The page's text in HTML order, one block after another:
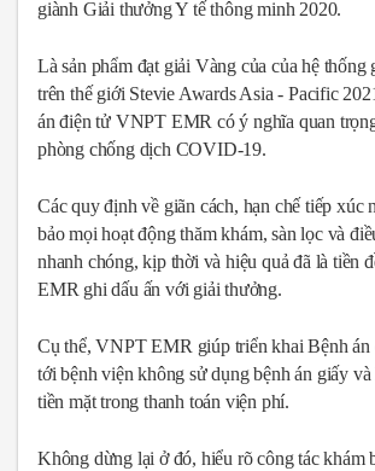
giành Giải thưởng Y tế thông minh 2020.
Là sản phẩm đạt giải Vàng của của hệ
trên thế giới Stevie Awards Asia - Pacific
án điện tử VNPT EMR có ý nghĩa quan
phòng chống dịch COVID-19.
Các quy định về giãn cách, hạn chế tiếp xúc
bảo mọi hoạt động thăm khám, sàn lọc và
nhanh chóng, kịp thời và hiệu quả đã là tiền
EMR ghi dấu ấn với giải thưởng.
Cụ thể, VNPT EMR giúp triển khai Bệnh án
tới bệnh viện không sử dụng bệnh án giấy
tiền mặt trong thanh toán viện phí.
Không dừng lại ở đó, hiểu rõ công tác khám